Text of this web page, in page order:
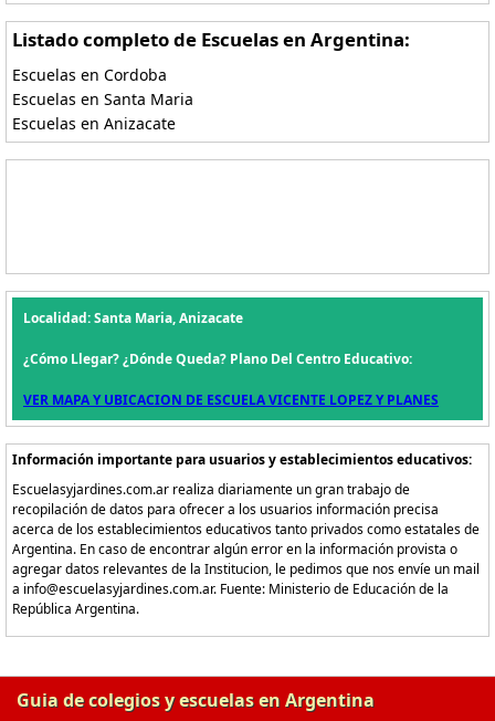
Listado completo de Escuelas en Argentina:
Escuelas en Cordoba
Escuelas en Santa Maria
Escuelas en Anizacate
Localidad: Santa Maria, Anizacate
¿Cómo Llegar? ¿Dónde Queda? Plano Del Centro Educativo:
VER MAPA Y UBICACION DE ESCUELA VICENTE LOPEZ Y PLANES
Información importante para usuarios y establecimientos educativos:
Escuelasyjardines.com.ar realiza diariamente un gran trabajo de
recopilación de datos para ofrecer a los usuarios información precisa
acerca de los establecimientos educativos tanto privados como estatales de
Argentina. En caso de encontrar algún error en la información provista o
agregar datos relevantes de la Institucion, le pedimos que nos envíe un mail
a info@escuelasyjardines.com.ar. Fuente: Ministerio de Educación de la
República Argentina.
Guia de colegios y escuelas en Argentina